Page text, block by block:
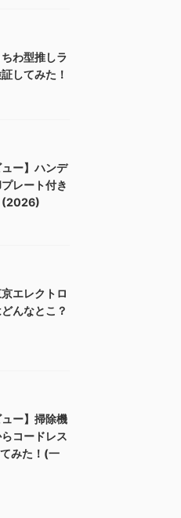
ちわ型推しラ
してみた！
ュー】ハンデ
レート付き
(2026)
京エレクトロ
んなとこ？
ュー】掃除機
コードレス
みた！(一